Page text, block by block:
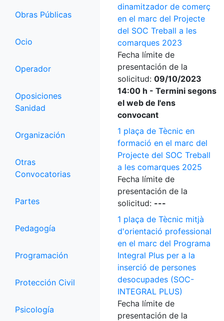
Obras Públicas
Ocio
Operador
Oposiciones
Sanidad
Organización
Otras
Convocatorias
Partes
Pedagogía
Programación
Protección Civil
Psicología
dinamitzador de comerç
en el marc del Projecte
del SOC Treball a les
comarques 2023
Fecha límite de
presentación de la
solicitud: 09/10/2023
14:00 h - Termini segons
el web de l'ens
convocant
1 plaça de Tècnic en
formació en el marc del
Projecte del SOC Treball
a les comarques 2025
Fecha límite de
presentación de la
solicitud: ---
1 plaça de Tècnic mitjà
d'orientació professional
en el marc del Programa
Integral Plus per a la
inserció de persones
desocupades (SOC-
INTEGRAL PLUS)
Fecha límite de
presentación de la